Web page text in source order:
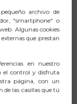
conectarle una
que puede
con los sencillos
tipo C para
archivo de
"smartphone" o
Algunas cookies
que prestan
en nuestro
el control y disfruta
página, con un
las casillas que tú